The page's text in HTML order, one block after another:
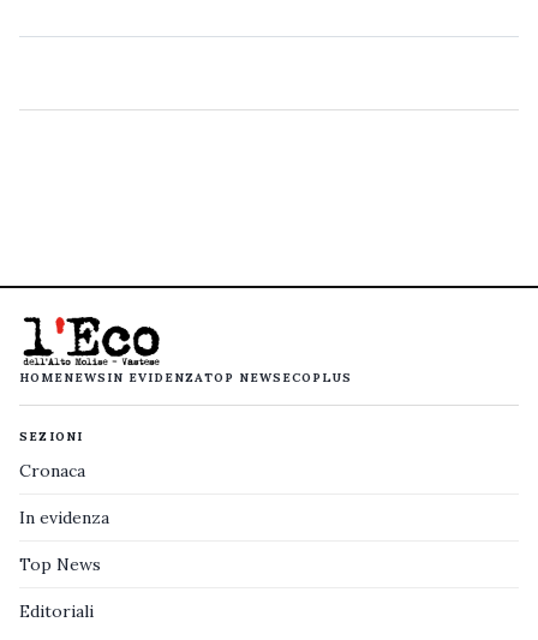
HOMENEWS IN EVIDENZATOP NEWS ECOPLUS
SEZIONI
Cronaca
In evidenza
Top News
Editoriali